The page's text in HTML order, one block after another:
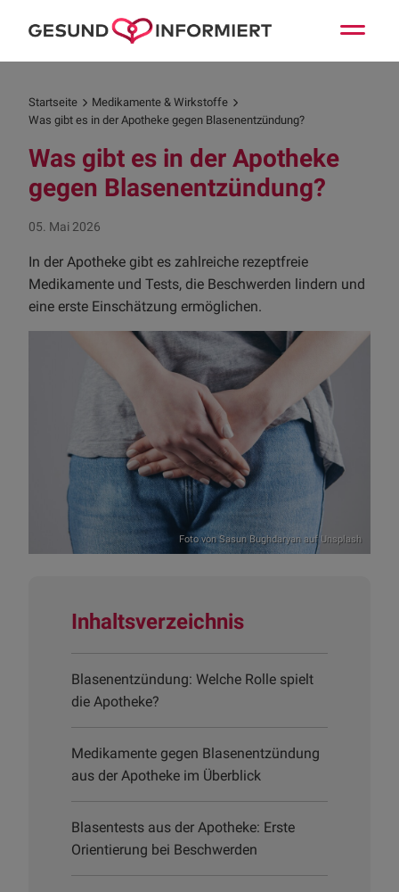
Startseite
Medikamente & Wirkstoffe
Was gibt es in der Apotheke gegen Blasenentzündung?
Was gibt es in der Apotheke
gegen Blasenentzündung?
05. Mai 2026
In der Apotheke gibt es zahlreiche rezeptfreie
Medikamente und Tests, die Beschwerden lindern und
eine erste Einschätzung ermöglichen.
Foto vonSasun Bughdaryan auf Unsplash
Inhaltsverzeichnis
Blasenentzündung: Welche Rolle spielt
die Apotheke?
Medikamente gegen Blasenentzündung
aus der Apotheke im Überblick
Blasentests aus der Apotheke: Erste
Orientierung bei Beschwerden